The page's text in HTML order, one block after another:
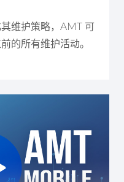
维护策略，AMT 可
的所有维护活动。